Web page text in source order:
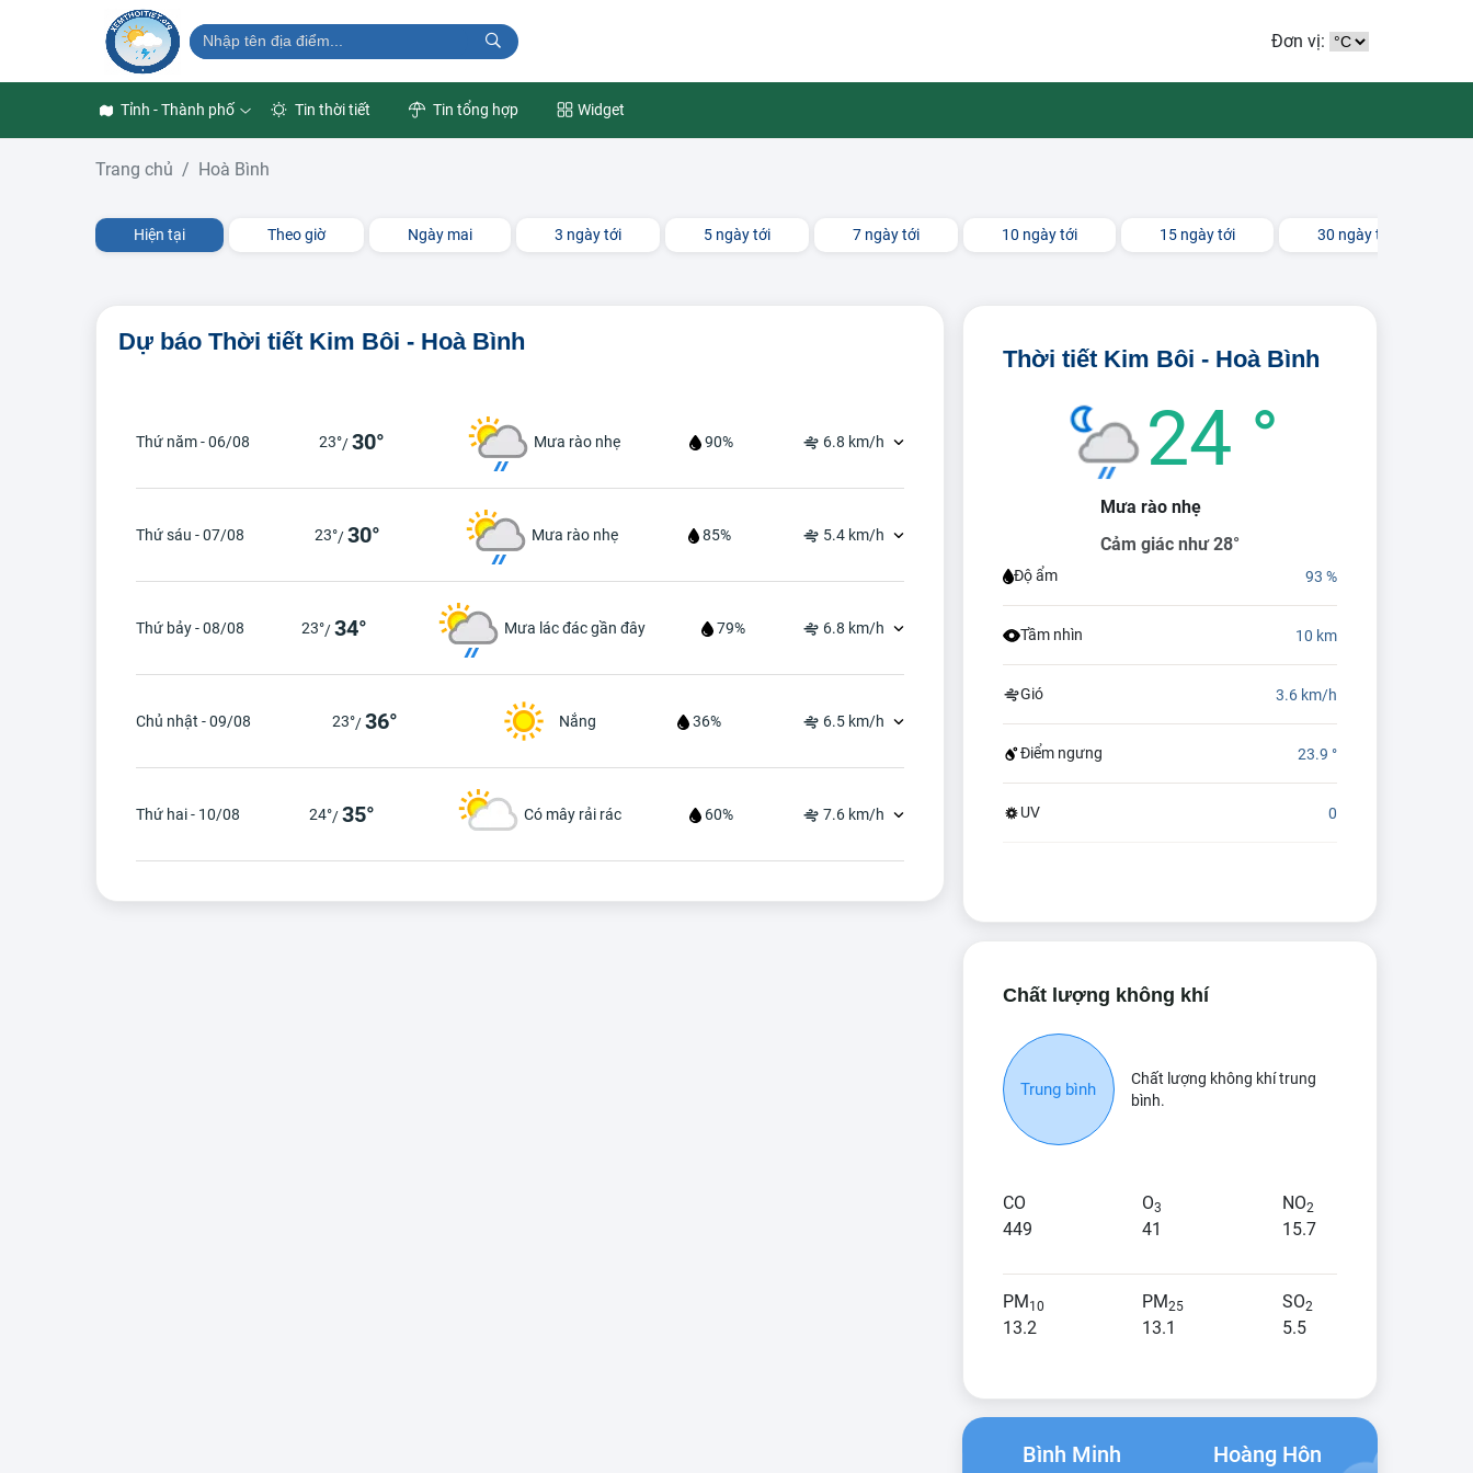
Đơn vị:
Tỉnh - Thành phố Tin thời tiết Tin tổng hợp Widget
Trang chủ Hoà Bình
Hiện tại Theo giờ Ngày mai 3 ngày tới 5 ngày tới 7 ngày tới 10 ngày tới 15 ngày tới 30 ngày tới
Dự báo Thời tiết Kim Bôi - Hoà Bình
Thứ năm - 06/08 23°/30° Mưa rào nhẹ 90% 6.8 km/h
Thứ sáu - 07/08 23°/30° Mưa rào nhẹ 85% 5.4 km/h
Thứ bảy - 08/08 23°/34° Mưa lác đác gần đây 79% 6.8 km/h
Chủ nhật - 09/08 23°/36° Nắng 36% 6.5 km/h
Thứ hai - 10/08 24°/35° Có mây rải rác 60% 7.6 km/h
Thời tiết Kim Bôi - Hoà Bình
24 °
Mưa rào nhẹ
Cảm giác như 28°
Độ ẩm 93 %
Tầm nhìn 10 km
Gió 3.6 km/h
Điểm ngưng 23.9 °
UV 0
Chất lượng không khí
Trung bình
Chất lượng không khí trung
bình.
CO
449
O3
41
NO2
15.7
PM10
13.2
PM25
13.1
SO2
5.5
Bình Minh Hoàng Hôn